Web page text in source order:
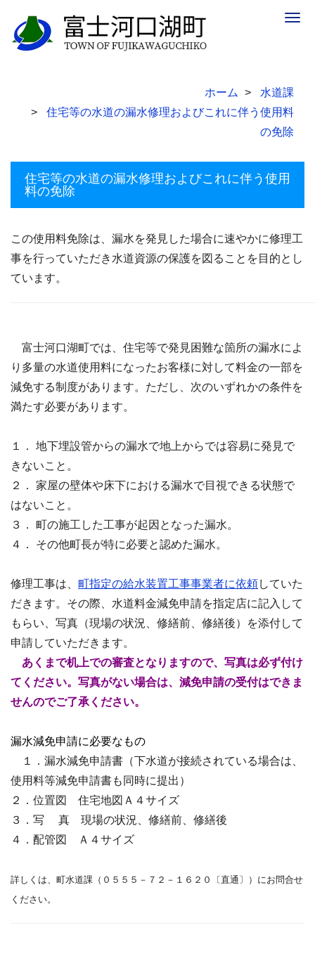
ホーム
水道課
住宅等の水道の漏水修理およびこれに伴う使用料
の免除
住宅等の水道の漏水修理およびこれに伴う使用
料の免除
この使用料免除は、漏水を発見した場合に速やかに修理工
事を行っていただき水道資源の保護を図ることを目的とし
ています。
富士河口湖町では、住宅等で発見困難な箇所の漏水によ
り多量の水道使用料になったお客様に対して料金の一部を
減免する制度があります。ただし、次のいずれかの条件を
満たす必要があります。
１． 地下埋設管からの漏水で地上からでは容易に発見で
きないこと。
２． 家屋の壁体や床下における漏水で目視できる状態で
はないこと。
３． 町の施工した工事が起因となった漏水。
４． その他町長が特に必要と認めた漏水。
修理工事は、 町指定の給水装置工事事業者に依頼していた
だきます。その際、水道料金減免申請を指定店に記入して
もらい、写真（現場の状況、修繕前、修繕後）を添付して
申請していただきます。
あくまで机上での審査となりますので、写真は必ず付け
てください。写真がない場合は、減免申請の受付はできま
せんのでご了承ください。
漏水減免申請に必要なもの
１．漏水減免申請書（下水道が接続されている場合は、
使用料等減免申請書も同時に提出）
２．位置図 住宅地図Ａ４サイズ
３．写 真 現場の状況、修繕前、修繕後
４．配管図 Ａ４サイズ
詳しくは、町水道課（０５５５－７２－１６２０〔直通〕）にお問合せ
ください。